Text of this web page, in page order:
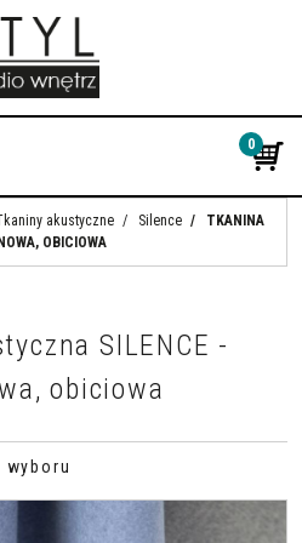
0
akustyczne / Silence /
TKANINA
OBICIOWA
SILENCE -
obiciowa